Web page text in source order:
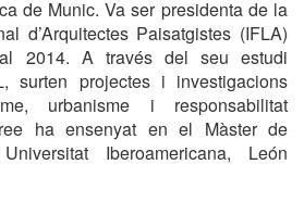
de Munic. Va ser presidenta de la
d’Arquitectes Paisatgistes (IFLA)
2014. A través del seu estudi
surten projectes i investigacions
urbanisme i responsabilitat
ha ensenyat en el Màster de
Iberoamericana, León